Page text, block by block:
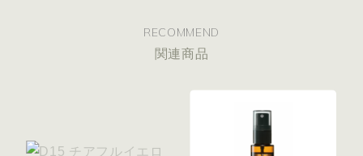
RECOMMEND
関連商品